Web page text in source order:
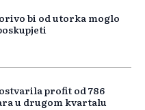
bi od utorka moglo
profit od 786
u drugom kvartalu